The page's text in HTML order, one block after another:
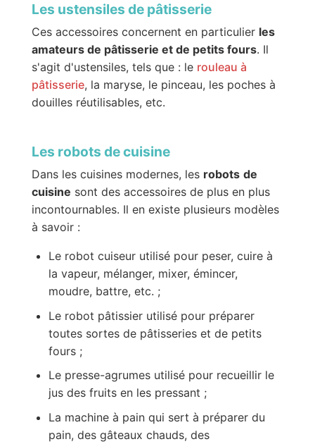
Les ustensiles de pâtisserie
Ces accessoires concernent en particulier les
amateurs de pâtisserie et de petits fours. Il
s'agit d'ustensiles, tels que : le rouleau à
pâtisserie, la maryse, le pinceau, les poches à
douilles réutilisables, etc.
Les robots de cuisine
Dans les cuisines modernes, les robots de
cuisine sont des accessoires de plus en plus
incontournables. Il en existe plusieurs modèles
à savoir :
Le robot cuiseur utilisé pour peser, cuire à
la vapeur, mélanger, mixer, émincer,
moudre, battre, etc. ;
Le robot pâtissier utilisé pour préparer
toutes sortes de pâtisseries et de petits
fours ;
Le presse-agrumes utilisé pour recueillir le
jus des fruits en les pressant ;
La machine à pain qui sert à préparer du
pain, des gâteaux chauds, des